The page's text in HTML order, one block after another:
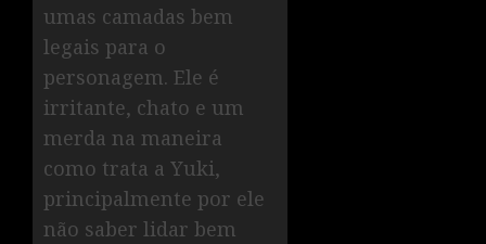
umas camadas bem
legais para o
personagem. Ele é
irritante, chato e um
merda na maneira
como trata a Yuki,
principalmente por ele
não saber lidar bem